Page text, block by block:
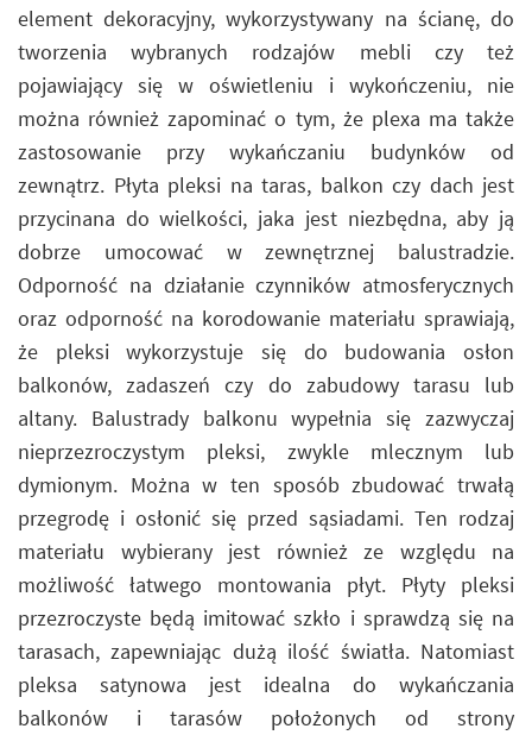
element dekoracyjny, wykorzystywany na ścianę, do
tworzenia wybranych rodzajów mebli czy też
pojawiający się w oświetleniu i wykończeniu, nie
można również zapominać o tym, że plexa ma także
zastosowanie przy wykańczaniu budynków od
zewnątrz. Płyta pleksi na taras, balkon czy dach jest
przycinana do wielkości, jaka jest niezbędna, aby ją
dobrze umocować w zewnętrznej balustradzie.
Odporność na działanie czynników atmosferycznych
oraz odporność na korodowanie materiału sprawiają,
że pleksi wykorzystuje się do budowania osłon
balkonów, zadaszeń czy do zabudowy tarasu lub
altany. Balustrady balkonu wypełnia się zazwyczaj
nieprzezroczystym pleksi, zwykle mlecznym lub
dymionym. Można w ten sposób zbudować trwałą
przegrodę i osłonić się przed sąsiadami. Ten rodzaj
materiału wybierany jest również ze względu na
możliwość łatwego montowania płyt. Płyty pleksi
przezroczyste będą imitować szkło i sprawdzą się na
tarasach, zapewniając dużą ilość światła. Natomiast
pleksa satynowa jest idealna do wykańczania
balkonów i tarasów położonych od strony